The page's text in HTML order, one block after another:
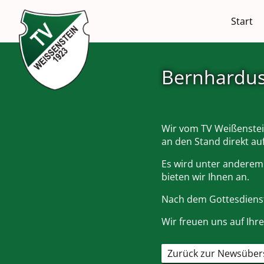
Start
Wir vom TV
an den Stand direkt
Es wird unter
bieten wir Ihnen an.
Nach dem
Wir freuen uns auf
Zurück zur